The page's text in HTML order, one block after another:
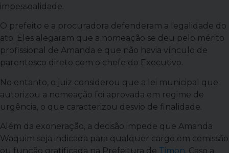
impessoalidade.
O prefeito e a procuradora defenderam a legalidade do
ato. Eles alegaram que a nomeação se deu pelo mérito
profissional de Amanda e que não havia vínculo de
parentesco direto com o chefe do Executivo.
No entanto, o juiz considerou que a lei municipal que
autorizou a nomeação foi aprovada em regime de
urgência, o que caracterizou desvio de finalidade.
Além da exoneração, a decisão impede que Amanda
Waquim seja indicada para qualquer cargo em comissão
ou função gratificada na Prefeitura de Timon. Caso a